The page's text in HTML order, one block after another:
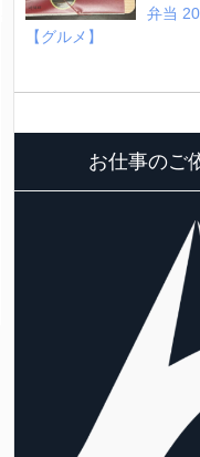
弁当
【グルメ】
お仕事のご